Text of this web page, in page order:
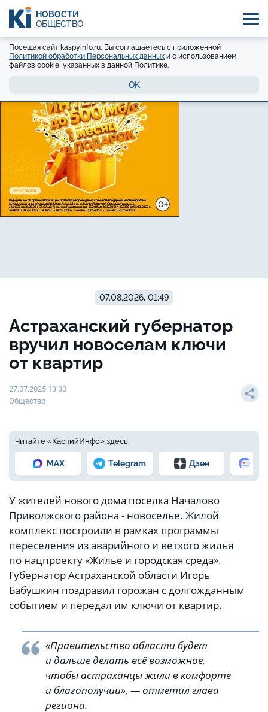
НОВОСТИ
ОБЩЕСТВО
Посещая сайт kaspyinfo.ru, Вы соглашаетесь с приложенной
Политикой обработки Персональных данных и с использованием
файлов cookie, указанных в данной Политике.
OK
07.08.2026, 01:49
Астраханский губернатор
вручил новоселам ключи
от квартир
27.07.2025 13:30
Общество
Читайте «КаспийИнфо» здесь:
MAX Telegram Дзен
У жителей нового дома поселка Началово
Приволжского района - новоселье. Жилой
комплекс построили в рамках программы
переселения из аварийного и ветхого жилья
по нацпроекту «Жилье и городская среда».
Губернатор Астраханской области Игорь
Бабушкин поздравил горожан с долгожданным
событием и передал им ключи от квартир.
«Правительство области будет
и дальше делать всё возможное,
чтобы астраханцы жили в комфорте
и благополучии», — отметил глава
региона.